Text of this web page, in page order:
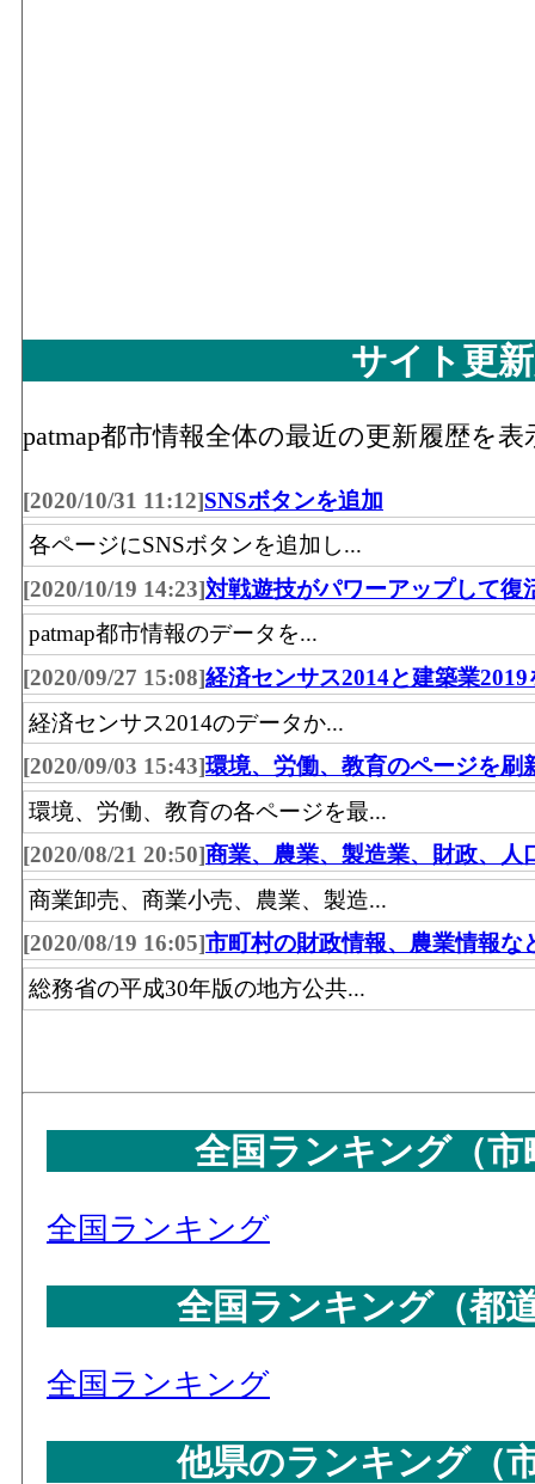
サイト更
patmap都市情報全体の最近の更新履歴を表
[2020/10/31 11:12]SNSボタンを追加
各ページにSNSボタンを追加し...
[2020/10/19 14:23]対戦遊技がパワーアップして復
patmap都市情報のデータを...
[2020/09/27 15:08]経済センサス2014と建築業2019
経済センサス2014のデータか...
[2020/09/03 15:43]環境、労働、教育のページを刷
環境、労働、教育の各ページを最...
[2020/08/21 20:50]商業、農業、製造業、財政、人
商業卸売、商業小売、農業、製造...
[2020/08/19 16:05]市町村の財政情報、農業情報な
総務省の平成30年版の地方公共...
全国ランキング（
全国ランキング
全国ランキング（都
全国ランキング
他県のランキング（